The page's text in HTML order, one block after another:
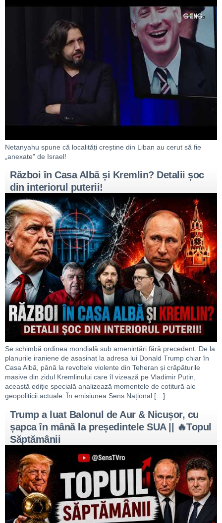
Netanyahu spune că localități creștine din Liban au cerut să fie
„anexate” de Israel!
Război în Casa Albă și Kremlin? Detalii șoc
din interiorul puterii!
Se schimbă ordinea mondială sub amenințări fără precedent. De la
planurile iraniene de asasinat la adresa lui Donald Trump chiar în
Casa Albă, până la revoltele violente din Teheran și crăpăturile
masive din zidul Kremlinului care îl vizează pe Vladimir Putin,
această ediție specială analizează momentele de cotitură ale
geopoliticii actuale. În emisiunea Sens Național […]
Trump a luat Balonul de Aur & Nicușor, cu
șapca în mână la președintele SUA || 🔥Topul
Săptămânii